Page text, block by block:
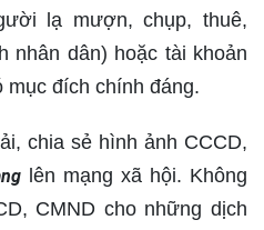
lạ mượn, chụp, thuê,
nhân dân) hoặc tài khoản
mục đích chính đáng.
chia sẻ hình ảnh CCCD,
lên mạng xã hội. Không
CMND cho những dịch